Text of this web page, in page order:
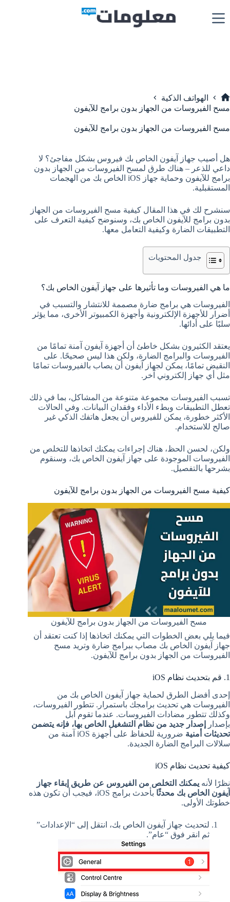
إلى
المحتوى
الرئيسية
الهواتف الذكية
مسح الفيروسات من الجهاز بدون برامج للآيفون
مسح الفيروسات من الجهاز بدون برامج للآيفون
هل أصيب جهاز آيفون الخاص بك فيروس بشكل مفاجئ؟ لا
داعي للذعر – هناك طرق لمسح الفيروسات من الجهاز بدون
برامج للآيفون وحماية جهاز iOS الخاص بك من الهجمات
المستقبلية.
سنشرح لك في هذا المقال كيفية مسح الفيروسات من الجهاز
بدون برامج للآيفون الخاص بك، وسنوضح كيفية التعرف على
التطبيقات الضارة وكيفية التعامل معها.
جدول المحتويات
ما هي الفيروسات وما تأثيرها على جهاز آيفون الخاص بك؟
الفيروسات هي برامج ضارة مصممة للانتشار والتسبب في
أضرار للأجهزة الإلكترونية وأجهزة الكمبيوتر الأخرى، مما يؤثر
سلبًا على أدائها.
يعتقد الكثيرون بشكل خاطئ أن أجهزة آيفون آمنة تمامًا من
الفيروسات والبرامج الضارة، ولكن هذا ليس صحيحًا. على
النقيض تمامًا، يمكن لجهاز آيفون أن يصاب بالفيروسات تمامًا
مثل أي جهاز إلكتروني آخر.
تسبب الفيروسات مجموعة متنوعة من المشاكل، بما في ذلك
تعطل التطبيقات وبطء الأداء وفقدان البيانات. وفي الحالات
الأكثر خطورة، يمكن للفيروس أن يجعل هاتفك الذكي غير
صالح للاستخدام.
ولكن، لحسن الحظ، هناك إجراءات يمكنك اتخاذها للتخلص من
الفيروسات الموجودة على جهاز آيفون الخاص بك، وسنقوم
بشرحها بالتفصيل.
كيفية مسح الفيروسات من الجهاز بدون برامج للآيفون
مسح الفيروسات من الجهاز بدون برامج للآيفون
فيما يلي بعض الخطوات التي يمكنك اتخاذها إذا كنت تعتقد أن
جهاز آيفون الخاص بك مصاب ببرامج ضارة وتريد مسح
الفيروسات من الجهاز بدون برامج للآيفون.
1. قم بتحديث نظام iOS
إحدى أفضل الطرق لحماية جهاز آيفون الخاص بك من
الفيروسات هي تحديث برامجك باستمرار. تتطور الفيروسات،
وكذلك تتطور مضادات الفيروسات. عندما تقوم آبل
بإصدار
إصدار جديد من نظام التشغيل الخاص بها، فإنه يتضمن
تحديثات أمنية
ضرورية للحفاظ على أجهزة iOS آمنة من
سلالات البرامج الضارة الجديدة.
كيفية تحديث نظام iOS
نظرًا لأنه يمكنك التخلص من الفيروس عن طريق إبقاء جهاز
آيفون الخاص بك محدثًا
بأحدث برامج iOS، فيجب أن تكون هذه
خطوتك الأولى.
لتحديث جهاز آيفون الخاص بك، انتقل إلى “الإعدادات”
ثم انقر فوق “عام”.